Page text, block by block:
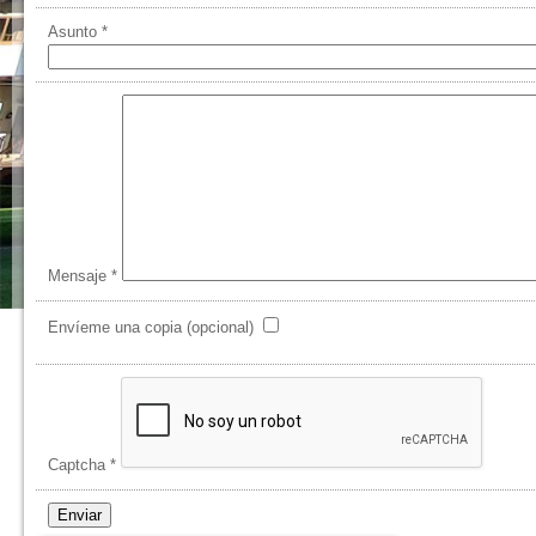
Asunto *
Mensaje *
Envíeme una copia (opcional)
Captcha*
Enviar